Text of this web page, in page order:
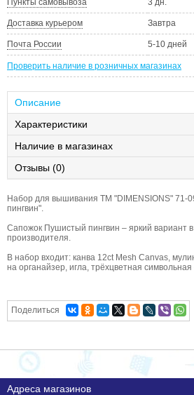
Пункты самовывоза 3 дн.
Доставка курьером Завтра
Почта России 5-10 дней
Проверить наличие в розничных магазинах
Описание
Характеристики
Наличие в магазинах
Отзывы (0)
Набор для вышивания ТМ "DIMENSIONS" 71-
пингвин".
Сапожок Пушистый пингвин – яркий вариант в
производителя.
В набор входит: канва 12ct Mesh Canvas,
на органайзер, игла, трёхцветная
Поделиться
Адреса магазинов